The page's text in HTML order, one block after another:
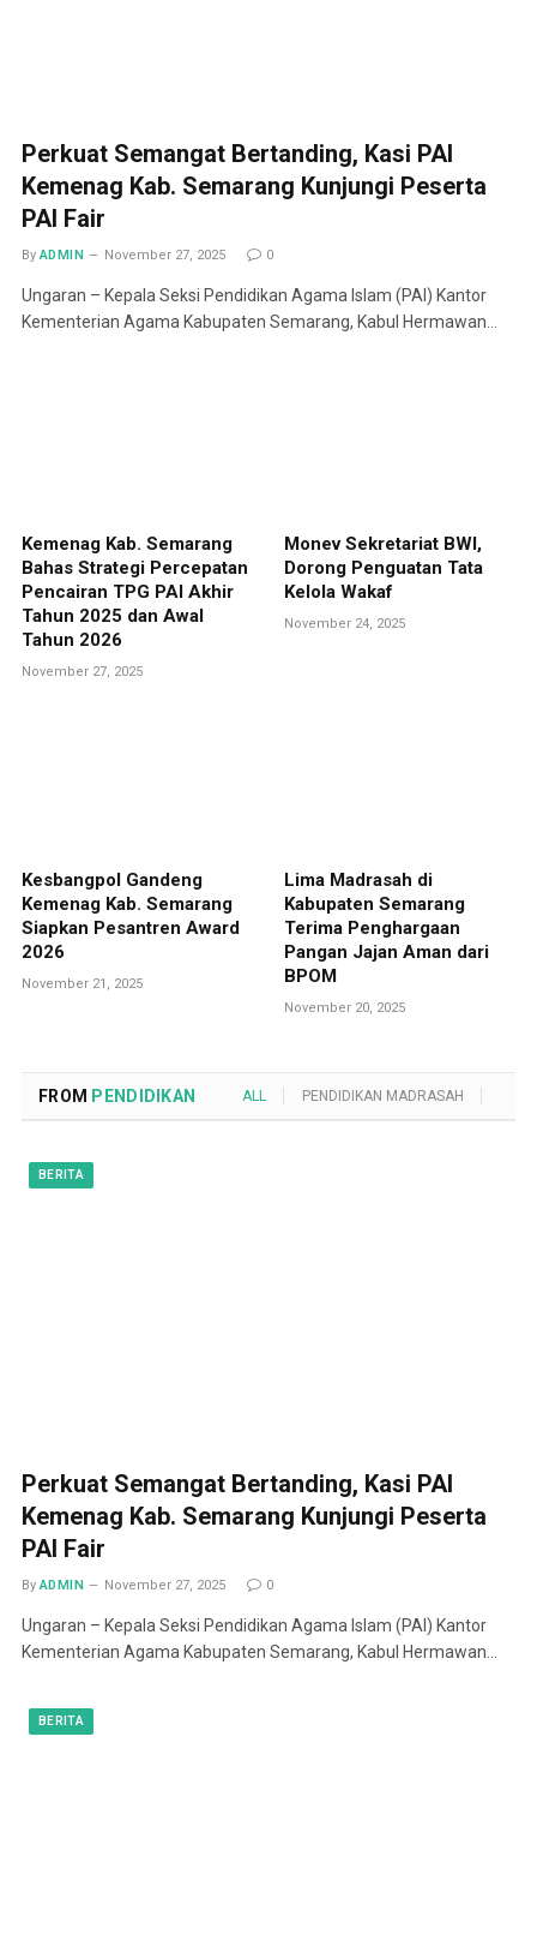
Perkuat Semangat Bertanding, Kasi PAI
Kemenag Kab. Semarang Kunjungi Peserta
PAI Fair
By ADMIN November 27, 2025 0
Ungaran – Kepala Seksi Pendidikan Agama Islam (PAI) Kantor
Kementerian Agama Kabupaten Semarang, Kabul Hermawan…
Kemenag Kab. Semarang
Bahas Strategi Percepatan
Pencairan TPG PAI Akhir
Tahun 2025 dan Awal
Tahun 2026
November 27, 2025
Monev Sekretariat BWI,
Dorong Penguatan Tata
Kelola Wakaf
November 24, 2025
Kesbangpol Gandeng
Kemenag Kab. Semarang
Siapkan Pesantren Award
2026
November 21, 2025
Lima Madrasah di
Kabupaten Semarang
Terima Penghargaan
Pangan Jajan Aman dari
BPOM
November 20, 2025
FROM PENDIDIKAN ALL PENDIDIKAN MADRASAH
BERITA
Perkuat Semangat Bertanding, Kasi PAI
Kemenag Kab. Semarang Kunjungi Peserta
PAI Fair
By ADMIN November 27, 2025 0
Ungaran – Kepala Seksi Pendidikan Agama Islam (PAI) Kantor
Kementerian Agama Kabupaten Semarang, Kabul Hermawan…
BERITA